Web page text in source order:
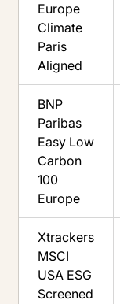
Europe
Climate
Paris
Aligned
BNP
Paribas
Easy Low
Carbon
100
Europe
Xtrackers
MSCI
USA ESG
Screened